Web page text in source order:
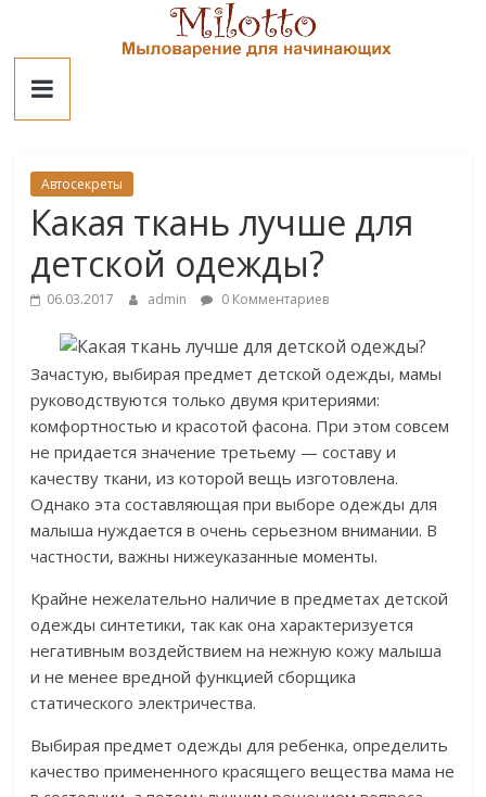
contentМилотто
Автосекреты
Какая ткань лучше для
детской одежды?
06.03.2017 admin 0 Комментариев
Зачастую, выбирая предмет детской одежды, мамы
руководствуются только двумя критериями:
комфортностью и красотой фасона. При этом совсем
не придается значение третьему — составу и
качеству ткани, из которой вещь изготовлена.
Однако эта составляющая при выборе одежды для
малыша нуждается в очень серьезном внимании. В
частности, важны нижеуказанные моменты.
Крайне нежелательно наличие в предметах детской
одежды синтетики, так как она характеризуется
негативным воздействием на нежную кожу малыша
и не менее вредной функцией сборщика
статического электричества.
Выбирая предмет одежды для ребенка, определить
качество примененного красящего вещества мама не